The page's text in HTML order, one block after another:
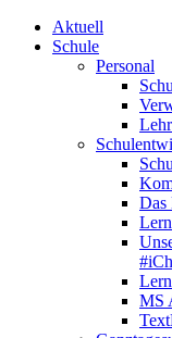
Aktuell
Schule
Personal
Das
MS